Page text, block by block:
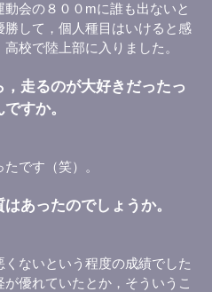
会の８００mに誰も出ないと
して，個人種目はいけると感
校で陸上部に入りました。
走るのが大好きだったっ
すか。
です（笑）。
あったのでしょうか。
ないという程度の成績でした
優れていたとか，そういうこ